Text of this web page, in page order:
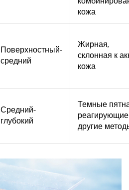
кожа
Поверхностный-
средний
Жирная,
склонная к
кожа
Средний-
глубокий
Темные
другие